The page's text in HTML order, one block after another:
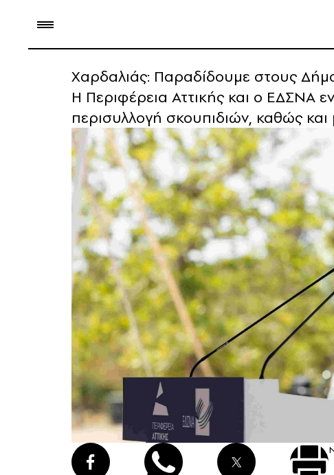
Χαρδαλιάς: Παραδίδουμε στους
Η Περιφέρεια Αττικής και ο ΕΔΣΝΑ
περισυλλογή σκουπιδιών, καθώς